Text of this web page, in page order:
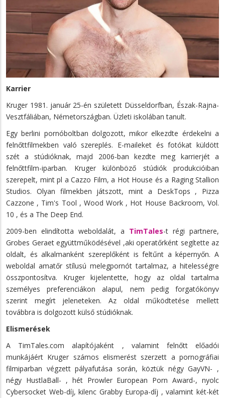
Karrier
Kruger 1981. január 25-én született Düsseldorfban, Észak-Rajna-
Vesztfáliában, Németországban. Üzleti iskolában tanult.
Egy berlini pornóboltban dolgozott, mikor elkezdte érdekelni a
felnőttfilmekben való szereplés. E-maileket és fotókat küldött
szét a stúdióknak, majd 2006-ban kezdte meg karrierjét a
felnőttfilm-iparban. Kruger különböző stúdiók produkcióiban
szerepelt, mint pl a Cazzo Film, a Hot House és a Raging Stallion
Studios. Olyan filmekben játszott, mint a DeskTops , Pizza
Cazzone , Tim's Tool , Wood Work , Hot House Backroom, Vol.
10 , és a The Deep End.
2009-ben elindította weboldalát, a TimTales-t régi partnere,
Grobes Geraet együttműködésével ,aki operatőrként segítette az
oldalt, és alkalmanként szereplőként is feltűnt a képernyőn. A
weboldal amatőr stílusú melegpornót tartalmaz, a hitelességre
összpontosítva. Kruger kijelentette, hogy az oldal tartalma
személyes preferenciákon alapul, nem pedig forgatókönyv
szerint megírt jeleneteken. Az oldal működtetése mellett
továbbra is dolgozott külső stúdióknak.
Elismerések
A TimTales.com alapítójaként , valamint felnőtt előadói
munkájáért Kruger számos elismerést szerzett a pornográfiai
filmiparban végzett pályafutása során, köztük négy GayVN- ,
négy HustlaBall- , hét Prowler European Porn Award-, nyolc
Cybersocket Web-díj, kilenc Grabby Europa-díj , valamint két-két